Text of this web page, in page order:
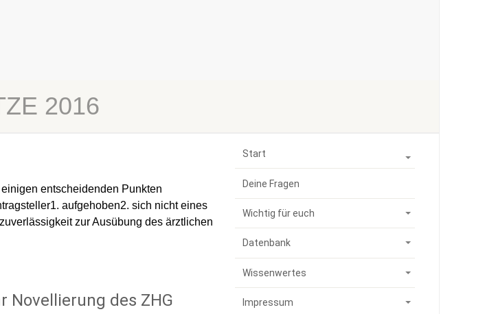
2016
entscheidenden Punkten
aufgehoben2. sich nicht eines
zur Ausübung des ärztlichen
Novellierung des ZHG
Start
Deine Fragen
Wichtig für euch
Datenbank
Wissenwertes
Impressum